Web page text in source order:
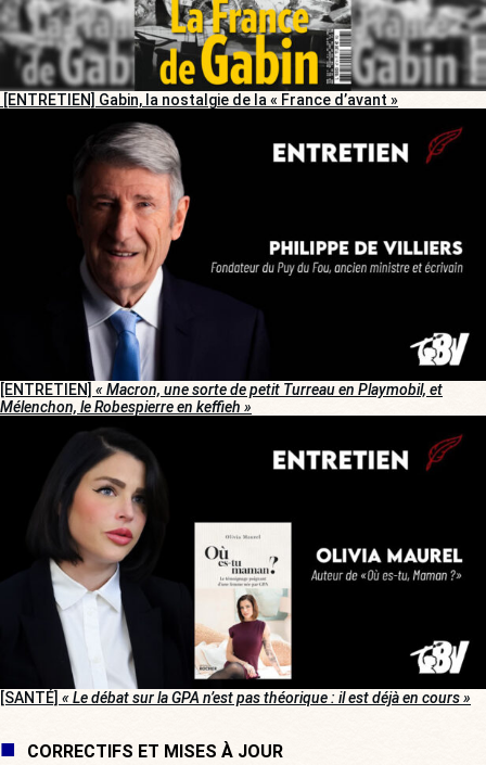
[ENTRETIEN] Gabin, la nostalgie de la « France d’avant »
[ENTRETIEN] « Macron, une sorte de petit Turreau en Playmobil, et
Mélenchon, le Robespierre en keffieh »
[SANTÉ] « Le débat sur la GPA n’est pas théorique : il est déjà en cours »
CORRECTIFS ET MISES À JOUR